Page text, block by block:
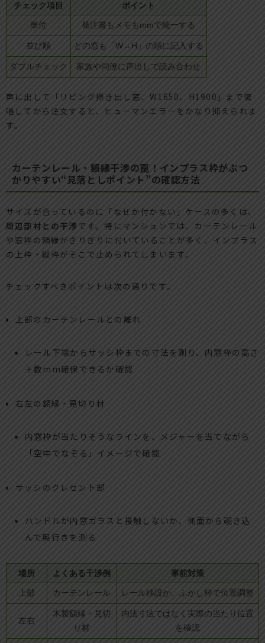
チェック項目 ポイント
単位 発注書もメモもmmで統一する
並び順 どの窓も「W→H」の順に記入する
ダブルチェック 家族や同僚に声出しで読み合わせ
声に出して「リビング掃き出し窓、W1650、H1900」まで復
唱してから注文すると、ヒューマンエラーをかなり抑えられま
す。
カーテンレール・額縁干渉の罠！インプラス枠がぶつ
かりやすい“見落としポイント”の確認方法
サイズが合っているのに「なぜか付かない」ケースの多くは、
周辺部材との干渉です。特にマンションでは、カーテンレール
や窓枠の額縁がぎりぎりに付いていることが多く、インプラス
の上枠・縦枠がそこで止められてしまいます。
チェックすべきポイントは次の通りです。
上部のカーテンレールとの離れ
レール下端からサッシ枠までの寸法を測り、内窓枠の高さ
＋数mm確保できるか確認
右左の額縁・見切り材
内窓枠が当たりそうなラインを、メジャーを当てながら
「空中でなぞる」イメージで確認
サッシのクレセント部
ハンドルが内窓ガラスと接触しないか、側面から覗き込
んで奥行きを測る
場所 よくある干渉例 事前対策
上部 カーテンレール レール移設か、ふかし枠で位置調整
左右
木製額縁・見切
り材
内法寸法ではなく実際の当たり位置
を確認